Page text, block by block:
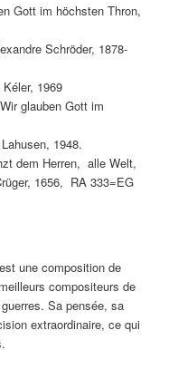
höchsten Thron,
1878-
Gott im
1948.
alle Welt,
RA 333=EG
une composition de
compositeurs de
Sa pensée, sa
extraordinaire, ce qui